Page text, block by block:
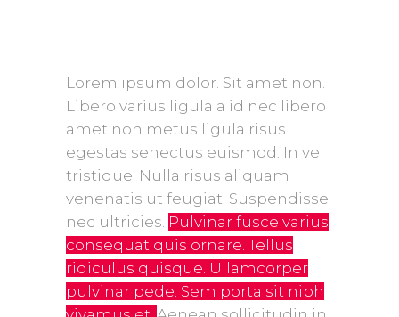
Lorem ipsum dolor. Sit amet non.
Libero varius ligula a id nec libero
amet non metus ligula risus
egestas senectus euismod. In vel
tristique. Nulla risus aliquam
venenatis ut feugiat. Suspendisse
nec ultricies. Pulvinar fusce varius
consequat quis ornare. Tellus
ridiculus quisque. Ullamcorper
pulvinar pede. Sem porta sit nibh